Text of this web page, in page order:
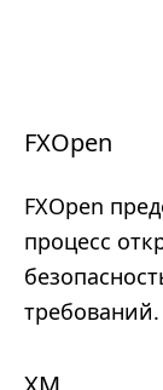
FXOpen
FXOpen
процесс
требований.